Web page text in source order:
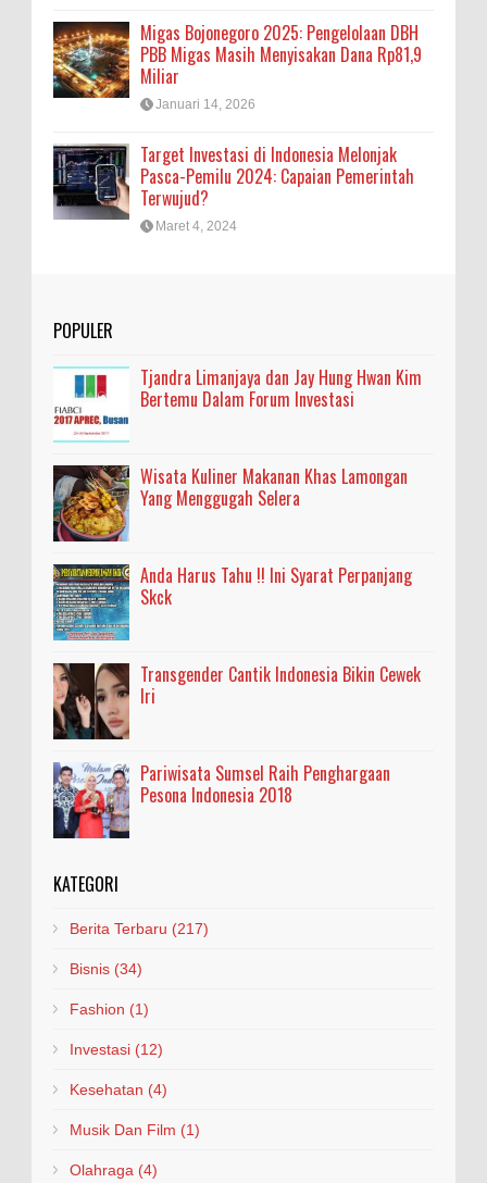
Migas Bojonegoro 2025: Pengelolaan DBH
PBB Migas Masih Menyisakan Dana Rp81,9
Miliar
Januari 14, 2026
Target Investasi di Indonesia Melonjak
Pasca-Pemilu 2024: Capaian Pemerintah
Terwujud?
Maret 4, 2024
POPULER
Tjandra Limanjaya dan Jay Hung Hwan Kim
Bertemu Dalam Forum Investasi
Wisata Kuliner Makanan Khas Lamongan
Yang Menggugah Selera
Anda Harus Tahu !! Ini Syarat Perpanjang
Skck
Transgender Cantik Indonesia Bikin Cewek
Iri
Pariwisata Sumsel Raih Penghargaan
Pesona Indonesia 2018
KATEGORI
Berita Terbaru (217)
Bisnis (34)
Fashion (1)
Investasi (12)
Kesehatan (4)
Musik Dan Film (1)
Olahraga (4)